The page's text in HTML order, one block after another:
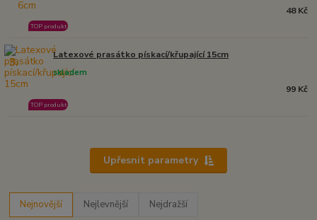
TOP produkt
48 Kč
3. Latexové prasátko pískací/křupající 15cm
skladem
TOP produkt
99 Kč
Upřesnit parametry
Nejnovější Nejlevnější Nejdražší